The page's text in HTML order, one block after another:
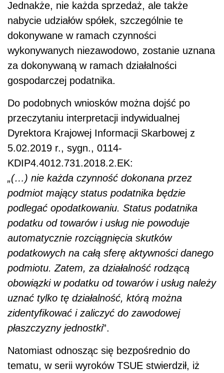
Jednakże, nie każda sprzedaż, ale także
nabycie udziałów spółek, szczególnie te
dokonywane w ramach czynności
wykonywanych niezawodowo, zostanie uznana
za dokonywaną w ramach działalności
gospodarczej podatnika.
Do podobnych wniosków można dojść po
przeczytaniu interpretacji indywidualnej
Dyrektora Krajowej Informacji Skarbowej z
5.02.2019 r., sygn., 0114-
KDIP4.4012.731.2018.2.EK:
„(…) nie każda czynność dokonana przez
podmiot mający status podatnika będzie
podlegać opodatkowaniu. Status podatnika
podatku od towarów i usług nie powoduje
automatycznie rozciągnięcia skutków
podatkowych na całą sferę aktywności danego
podmiotu. Zatem, za działalność rodzącą
obowiązki w podatku od towarów i usług należy
uznać tylko tę działalność, którą można
zidentyfikować i zaliczyć do zawodowej
płaszczyzny jednostki”.
Natomiast odnosząc się bezpośrednio do
tematu, w serii wyroków TSUE stwierdził, iż